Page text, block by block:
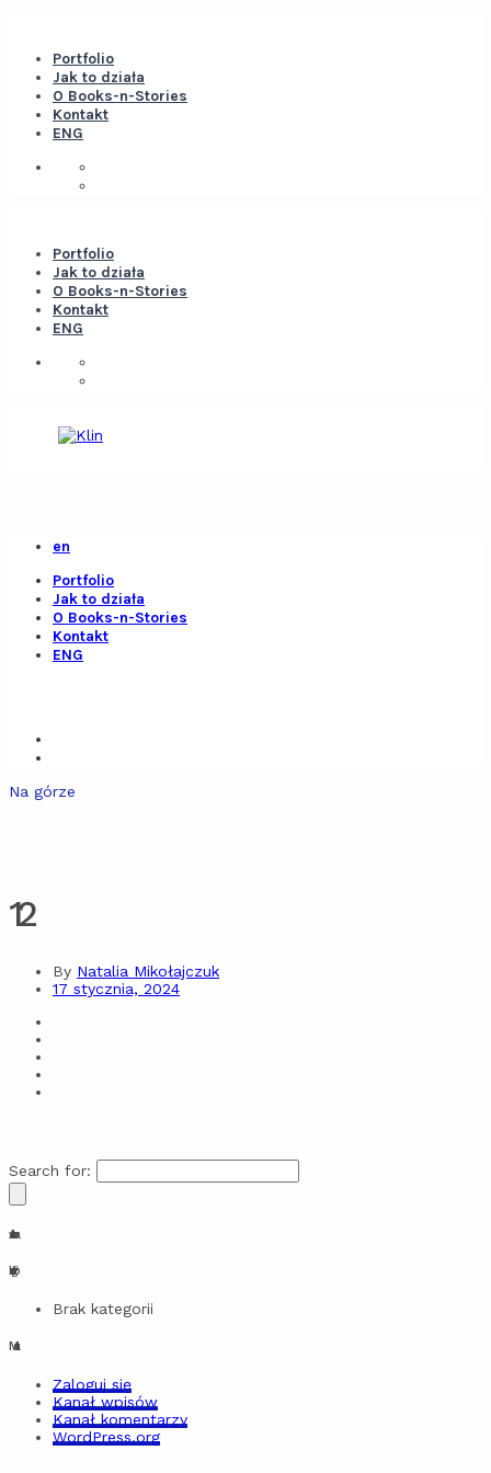
Portfolio
Jak to działa
O Books-n-Stories
Kontakt
ENG
Portfolio
Jak to działa
O Books-n-Stories
Kontakt
ENG
en
Portfolio
Jak to działa
O Books-n-Stories
Kontakt
ENG
Na górze
12
By Natalia Mikołajczuk
17 stycznia, 2024
Search for:
Archiwa
Kategorie
Brak kategorii
Meta
Zaloguj się
Kanał wpisów
Kanał komentarzy
WordPress.org